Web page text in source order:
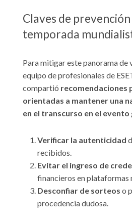
Claves de
temporada
Para mitigar este panorama de
equipo de profesionales de
compartió recomendaciones
orientadas a mantener una
en el transcurso en el evento
Verificar la autenticidad
recibidos.
Evitar el ingreso de
financieros en plataformas
Desconfiar de sorteos o
procedencia dudosa.